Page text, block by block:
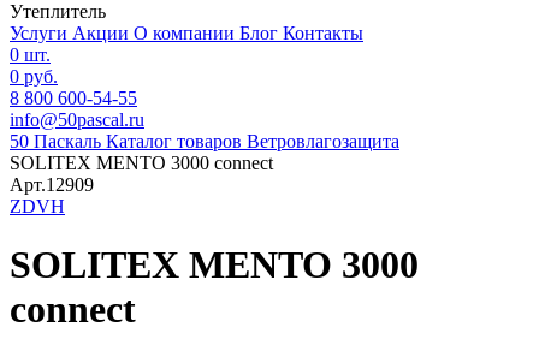
Утеплитель
Услуги Акции О компании Блог Контакты
0 шт.
0 руб.
8 800 600-54-55
info@50pascal.ru
50 Паскаль Каталог товаров Ветровлагозащита
SOLITEX MENTO 3000 connect
Арт.12909
ZDVH
SOLITEX MENTO 3000
connect